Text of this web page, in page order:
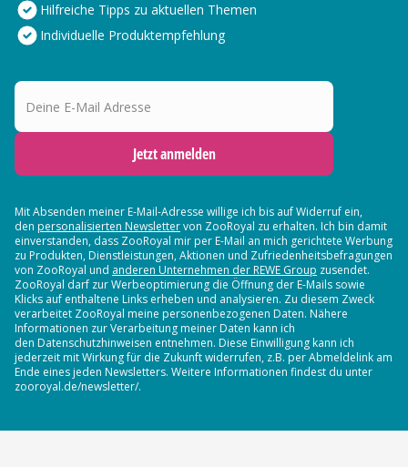
Hilfreiche Tipps zu aktuellen Themen
Individuelle Produktempfehlung
Deine E-Mail Adresse
Jetzt anmelden
Mit Absenden meiner E-Mail-Adresse willige ich bis auf Widerruf ein,
den personalisierten Newslettervon ZooRoyal zu erhalten. Ich bin damit
einverstanden, dass ZooRoyal mir per E-Mail an mich gerichtete Werbung
zu Produkten, Dienstleistungen, Aktionen und Zufriedenheitsbefragungen
von ZooRoyal und anderen Unternehmen der REWE Group zusendet.
ZooRoyal darf zur Werbeoptimierung die Öffnung der E-Mails sowie
Klicks auf enthaltene Links erheben und analysieren. Zu diesem Zweck
verarbeitet ZooRoyal meine personenbezogenen Daten. Nähere
Informationen zur Verarbeitung meiner Daten kann ich
den Datenschutzhinweisen entnehmen. Diese Einwilligung kann ich
jederzeit mit Wirkung für die Zukunft widerrufen, z.B. per Abmeldelink am
Ende eines jeden Newsletters. Weitere Informationen findest du unter
zooroyal.de/newsletter/.